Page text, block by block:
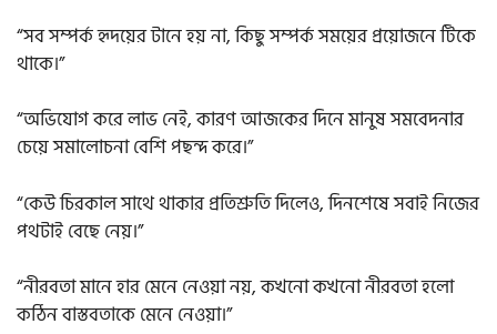
“সব সম্পর্ক হৃদয়ের টানে হয় না, কিছু সম্পর্ক সময়ের প্রয়োজনে টিকে
থাকে।”
“অভিযোগ করে লাভ নেই, কারণ আজকের দিনে মানুষ সমবেদনার
চেয়ে সমালোচনা বেশি পছন্দ করে।”
“কেউ চিরকাল সাথে থাকার প্রতিশ্রুতি দিলেও, দিনশেষে সবাই নিজের
পথটাই বেছে নেয়।”
“নীরবতা মানে হার মেনে নেওয়া নয়, কখনো কখনো নীরবতা হলো
কঠিন বাস্তবতাকে মেনে নেওয়া।”